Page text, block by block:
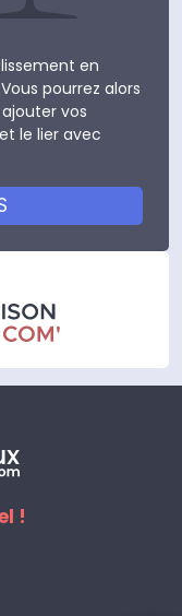
en
pourrez alors
vos
le lier avec
!